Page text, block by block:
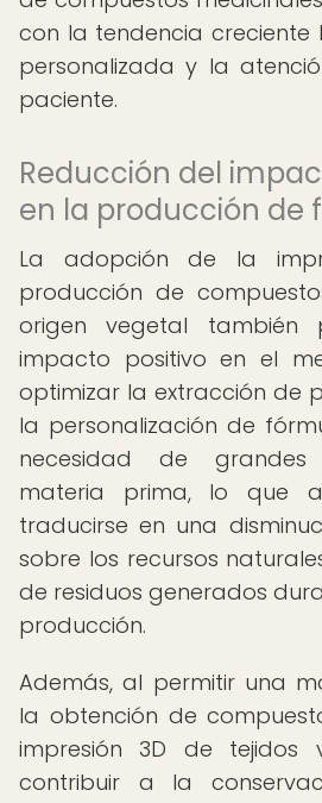
con la tendencia creciente
personalizada y la
paciente.
Reducción del
en la producción de
La adopción de la
producción de
origen vegetal también
impacto positivo en el
optimizar la extracción de
la personalización de
necesidad de
materia prima, lo que
traducirse en una
sobre los recursos
de residuos generados
producción.
Además, al permitir una
la obtención de
impresión 3D de tejidos
contribuir a la